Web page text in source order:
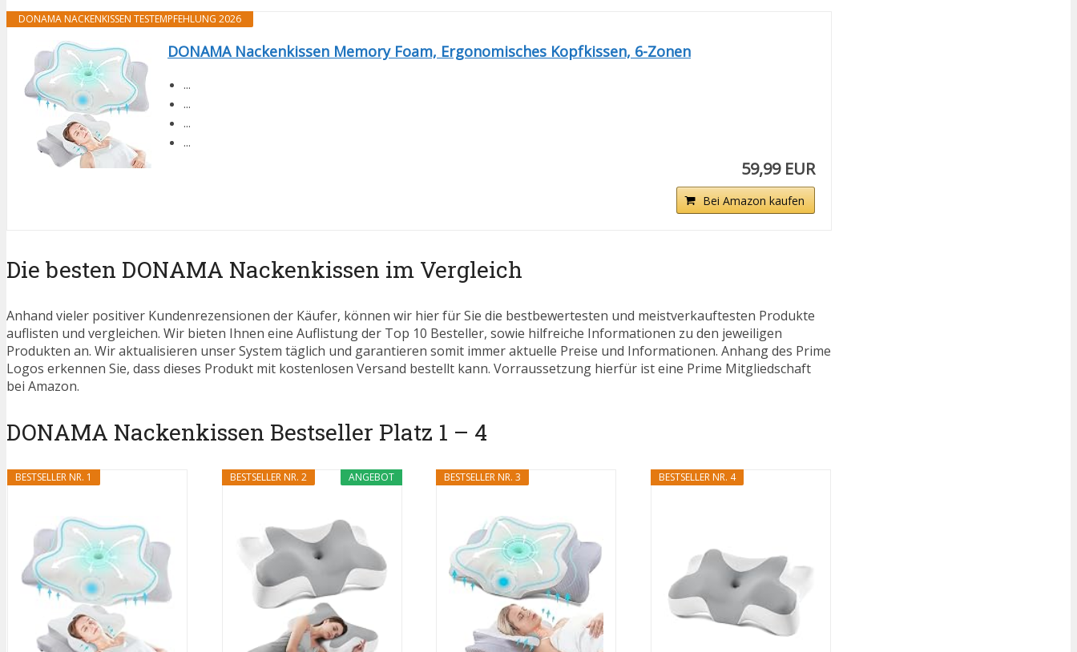
DONAMA NACKENKISSEN TESTEMPFEHLUNG 2026
DONAMA Nackenkissen Memory Foam, Ergonomisches Kopfkissen, 6-Zonen
...
...
...
...
59,99 EUR
Bei Amazon kaufen
Die besten DONAMA Nackenkissen im Vergleich
Anhand vieler positiver Kundenrezensionen der Käufer, können wir hier für Sie die bestbewertesten und meistverkauftesten Produkte
auflisten und vergleichen. Wir bieten Ihnen eine Auflistung der Top 10 Besteller, sowie hilfreiche Informationen zu den jeweiligen
Produkten an. Wir aktualisieren unser System täglich und garantieren somit immer aktuelle Preise und Informationen. Anhang des Prime
Logos erkennen Sie, dass dieses Produkt mit kostenlosen Versand bestellt kann. Vorraussetzung hierfür ist eine Prime Mitgliedschaft
bei Amazon.
DONAMA Nackenkissen Bestseller Platz 1 – 4
BESTSELLER NR. 1 ANGEBOT
BESTSELLER NR. 2 BESTSELLER NR. 3 BESTSELLER NR. 4